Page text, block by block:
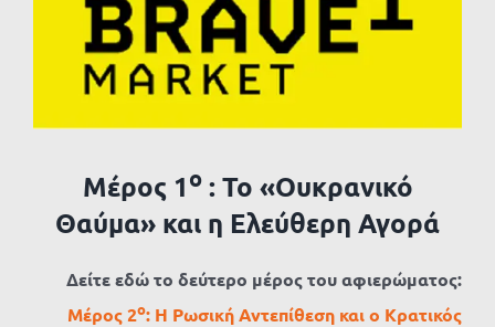
Μέρος 1ο: Το «Ουκρανικό
Θαύμα» και η Ελεύθερη Αγορά
Δείτε εδώ το δεύτερο μέρος του αφιερώματος:
Μέρος 2ο: Η Ρωσική Αντεπίθεση και ο Κρατικός